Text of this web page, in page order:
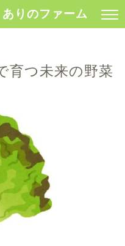
りのファーム
育つ未来の野菜